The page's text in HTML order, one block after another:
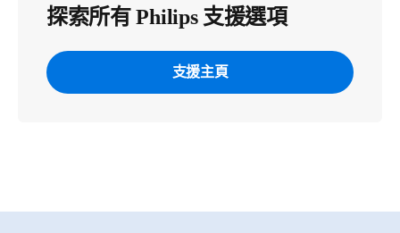
探索所有 Philips 支援選項
支援主頁